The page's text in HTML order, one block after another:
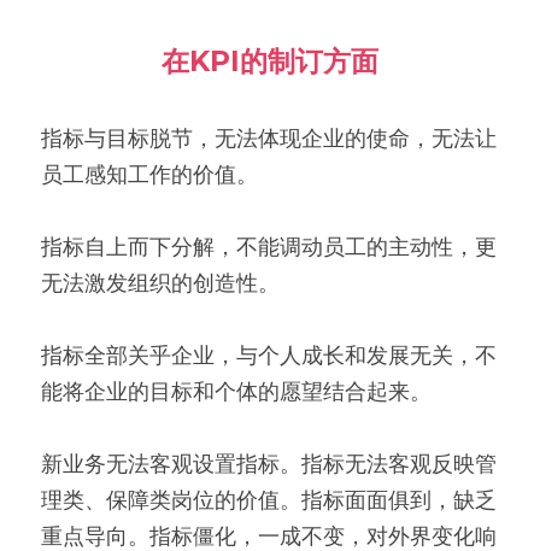
在KPI的制订方面
指标与目标脱节，无法体现企业的使命，无法让
员工感知工作的价值。
指标自上而下分解，不能调动员工的主动性，更
无法激发组织的创造性。
指标全部关乎企业，与个人成长和发展无关，不
能将企业的目标和个体的愿望结合起来。
新业务无法客观设置指标。指标无法客观反映管
理类、保障类岗位的价值。指标面面俱到，缺乏
重点导向。指标僵化，一成不变，对外界变化响